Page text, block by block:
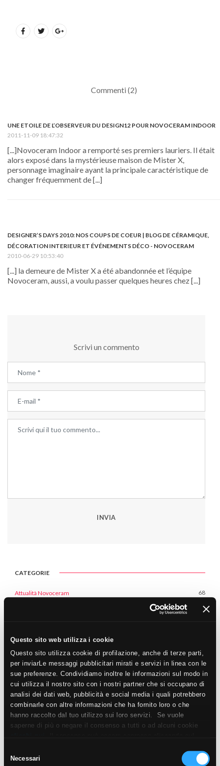
Questo sito web utilizza i cookie
Questo sito utilizza cookie di profilazione, anche di terze parti,
per inviarLe messaggi pubblicitari mirati e servizi in linea con le
sue preferenze. Condividiamo inoltre le informazioni sul modo in
cui utilizza il nostro sito con i nostri partner che si occupano di
analisi dei dati web, pubblicità e social media i quali potrebbero
combinarle con altre informazioni che ha fornito loro o che
hanno raccolto dal tuo utilizzo sui loro servizi. Se vuole
saperne di più o negare il consenso a tutti o ad alcuni cookie
può negare il consenso sul tasto “Rifiuta".
delNecessari
Commenti (2)
UNE ETOILE DE L’OBSERVEUR DU DESIGN12 POUR NOVOCERAM INDOOR
2011-11-09 18:47:32
[...]Novoceram Indoor a remporté ses premiers lauriers. Il était
alors exposé dans la mystérieuse maison de Mister X,
personnage imaginaire ayant la principale caractéristique de
changer fréquemment de [...]
DESIGNER’S DAYS 2010: NOS COUPS DE COEUR | BLOG DE CÉRAMIQUE,
DÉCORATION INTERIEUR ET ÉVÉNEMENTS DÉCO - NOVOCERAM
2010-06-29 10:53:40
[...] la demeure de Mister X a été abandonnée et l’équipe
Novoceram, aussi, a voulu passer quelques heures chez [...]
Scrivi un commento
INVIA
CATEGORIE
Attualità Novoceram 68
52
Design e Tendenze
Architettura 9
Ambiente e Ecologia 13
Senza categoria